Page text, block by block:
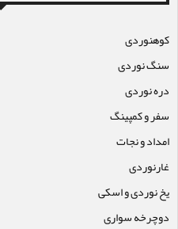
کوهنوردی
سنگ نوردی
دره نوردی
سفر و کمپینگ
امداد و نجات
غارنوردی
یخ نوردی و اسکی
دوچرخه سواری